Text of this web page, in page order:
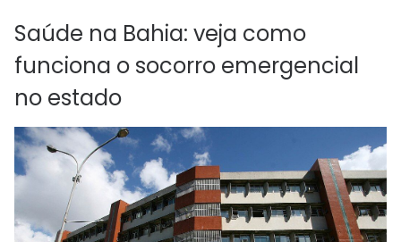
Saúde na Bahia: veja como
funciona o socorro emergencial
no estado